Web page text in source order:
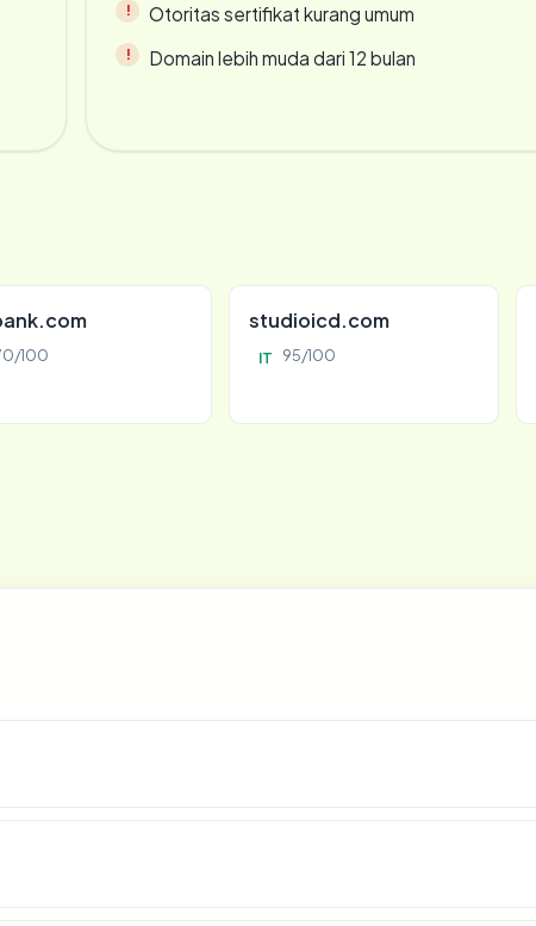
Otoritas sertifikat kurang umum
Domain lebih muda dari 12 bulan
100
studioicd.com
IT 95/100